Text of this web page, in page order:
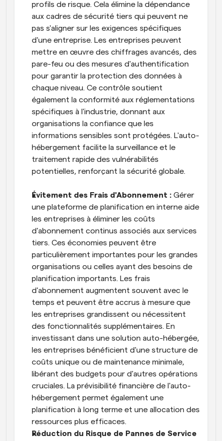
profils de risque. Cela élimine la dépendance
aux cadres de sécurité tiers qui peuvent ne
pas s'aligner sur les exigences spécifiques
d'une entreprise. Les entreprises peuvent
mettre en œuvre des chiffrages avancés, des
pare-feu ou des mesures d'authentification
pour garantir la protection des données à
chaque niveau. Ce contrôle soutient
également la conformité aux réglementations
spécifiques à l'industrie, donnant aux
organisations la confiance que les
informations sensibles sont protégées. L'auto-
hébergement facilite la surveillance et le
traitement rapide des vulnérabilités
potentielles, renforçant la sécurité globale.
Évitement des Frais d'Abonnement : Gérer
une plateforme de planification en interne aide
les entreprises à éliminer les coûts
d'abonnement continus associés aux services
tiers. Ces économies peuvent être
particulièrement importantes pour les grandes
organisations ou celles ayant des besoins de
planification importants. Les frais
d'abonnement augmentent souvent avec le
temps et peuvent être accrus à mesure que
les entreprises grandissent ou nécessitent
des fonctionnalités supplémentaires. En
investissant dans une solution auto-hébergée,
les entreprises bénéficient d'une structure de
coûts unique ou de maintenance minimale,
libérant des budgets pour d'autres opérations
cruciales. La prévisibilité financière de l'auto-
hébergement permet également une
planification à long terme et une allocation des
ressources plus efficaces.
Réduction du Risque de Pannes de Service